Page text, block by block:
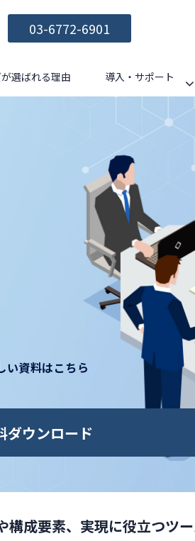
03-6772-6901
選ばれる理由 導入・サポート
い資料はこちら
ダウンロード
構成要素、実現に役立つツ